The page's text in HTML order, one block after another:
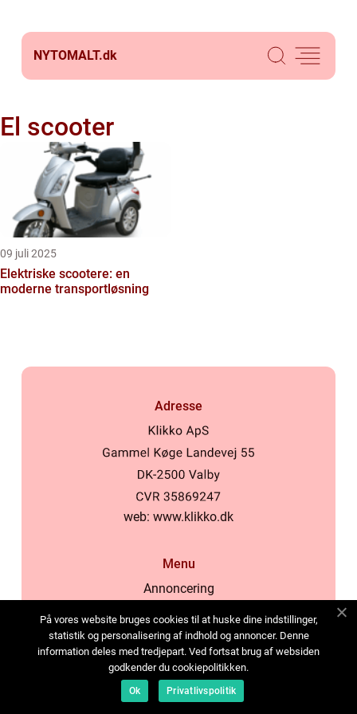
NYTOMALT.dk
El scooter
09 juli 2025
Elektriske scootere: en
moderne transportløsning
Adresse
web: www.klikko.dk
Menu
Annoncering
Cookies
Kontakt os
Sitemap
På vores website bruges cookies til at huske dine indstillinger,
statistik og personalisering af indhold og annoncer. Denne
information deles med tredjepart. Ved fortsat brug af websiden
godkender du cookiepolitikken.
Ok Privatlivspolitik